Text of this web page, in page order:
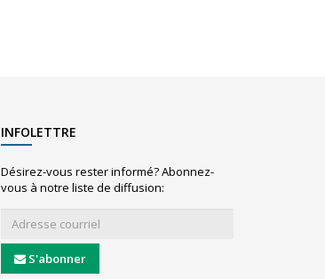
INFOLETTRE
Désirez-vous rester informé? Abonnez-
vous à notre liste de diffusion:
S'abonner